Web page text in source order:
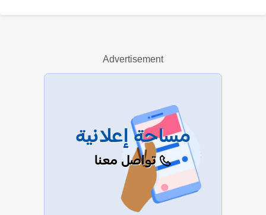
عرض الكل
Advertisement
مساحة إعلانية
تواصل معنا